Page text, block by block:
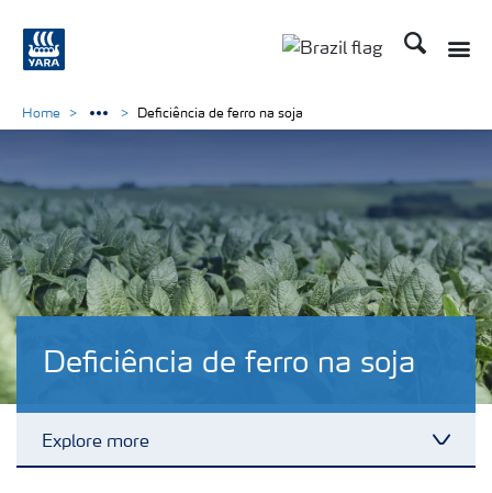
Busca
Deficiência de ferro na soja
Explore more
Home Deficiência de ferro na soja